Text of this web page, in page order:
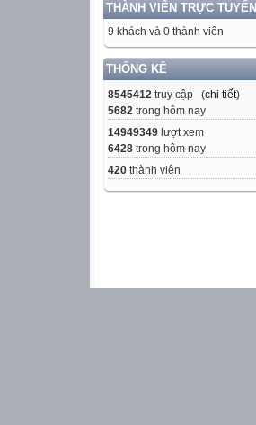
THÀNH VIÊN TRỰC TUYẾN
9 khách và 0 thành viên
THỐNG KÊ
8545412 truy cập (chi tiết)
5682 trong hôm nay
14949349 lượt xem
6428 trong hôm nay
420 thành viên